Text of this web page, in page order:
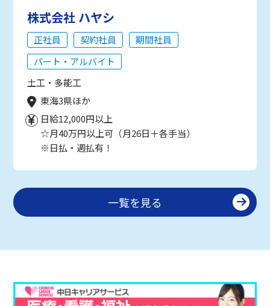
株式会社 ハヤシ
正社員 契約社員
期間社員
パート・アルバイト
土工・多能工
東海3県ほか
日給12,000円以上
☆月40万円以上可（月26日＋各手当）
※日払・週払有！
一覧を見る